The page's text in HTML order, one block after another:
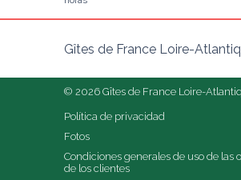
Gîtes de France Loire-
© 2026 Gîtes de France Loire-
Política de privacidad
Fotos
Condiciones generales de uso de las
de los clientes